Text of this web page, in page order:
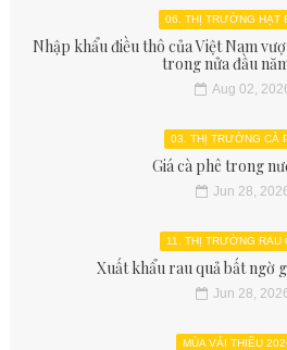
06. THỊ TRƯỜNG HẠT
Nhập khẩu điều thô của Việt Nam
trong nửa đầu
Aug 02,
03. THỊ TRƯỜNG CÀ
Giá cà phê trong
Jun 28,
11. THỊ TRƯỜNG RAU
Xuất khẩu rau quả bất ngờ
Jun 28,
MÙA VẢI THIỀU